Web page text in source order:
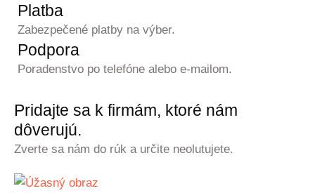
Platba
Zabezpečené platby na výber.
Podpora
Poradenstvo po telefóne alebo e-mailom.
Pridajte sa k firmám, ktoré nám
dôverujú.
Zverte sa nám do rúk a určite neolutujete.